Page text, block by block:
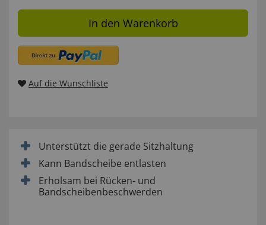
In den Warenkorb
Auf die Wunschliste
Unterstützt die gerade Sitzhaltung
Kann Bandscheibe entlasten
Erholsam bei Rücken- und
Bandscheibenbeschwerden